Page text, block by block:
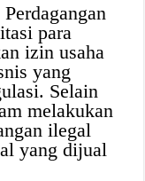
para
izin usaha
yang
Selain
melakukan
ilegal
yang dijual